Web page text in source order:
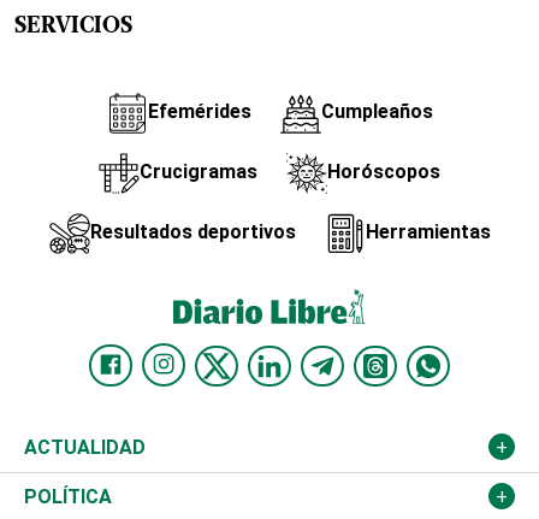
SERVICIOS
Efemérides Cumpleaños
Crucigramas Horóscopos
Resultados deportivos Herramientas
ACTUALIDAD
Nacional
POLÍTICA